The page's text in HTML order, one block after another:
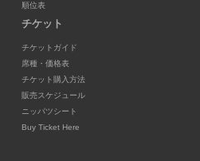
順位表
チケット
チケットガイド
席種・価格表
チケット購入方法
販売スケジュール
ニッパツシート
Buy Ticket Here